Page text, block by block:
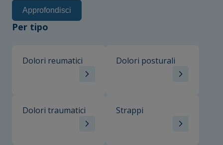
Approfondisci
Per tipo
Dolori reumatici Dolori posturali
Dolori traumatici Strappi